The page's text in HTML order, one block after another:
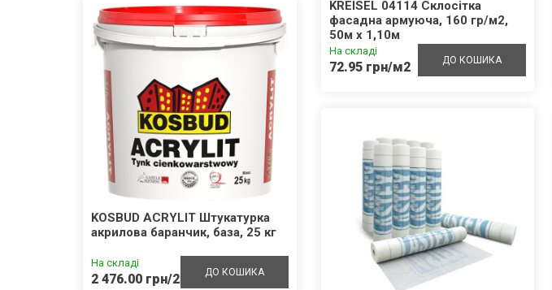
KOSBUD ACRYLIT Штукатурка
акрилова баранчик, база, 25 кг
На складі
2 476.00 грн/25кг ДО КОШИКА
KOSBUD ACRYLIT-SL Штукатурка
силіконова, баранчик, база, 25
На складі
3 022.00 грн/25кг ДО КОШИКА
KREISEL 04114 Склосітка
фасадна армуюча, 160 гр/м2,
50м х 1,10м
На складі
72.95 грн/м2 ДО КОШИКА